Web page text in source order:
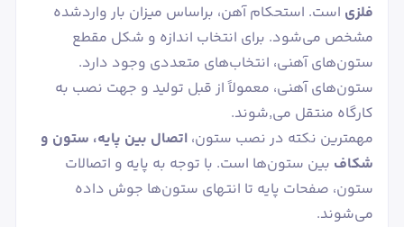
فلزی است. استحکام آهن، براساس میزان بار واردشده
مشخص می‌شود. برای انتخاب اندازه و شکل مقطع
ستون‌های آهنی، انتخاب‌های متعددی وجود دارد.
ستون‌های آهنی، معمولاً از قبل تولید و جهت نصب به
کارگاه منتقل می٬شوند.
مهمترین نکته در نصب ستون، اتصال بین پایه، ستون و
شکاف بین ستون‌ها است. با توجه به پایه و اتصالات
ستون، صفحات پایه تا انتهای ستون‌ها جوش داده
می‌شوند.